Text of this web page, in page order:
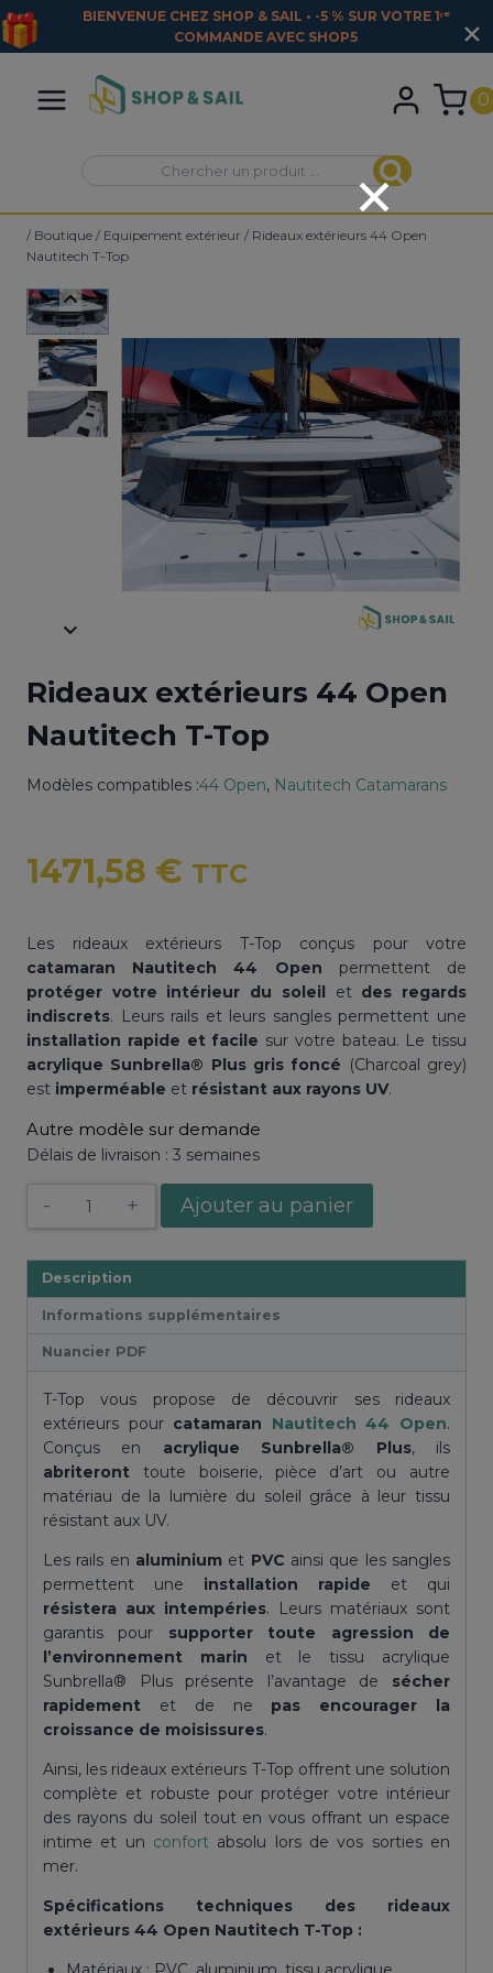
contenu
0
Recherche
pour :
Recherche
/ Boutique / Equipement extérieur / Rideaux extérieurs 44 Open
Nautitech T-Top
Rideaux extérieurs 44 Open
Nautitech T-Top
Modèles compatibles :44 Open, Nautitech Catamarans
1471,58 € TTC
Les rideaux extérieurs T-Top conçus pour votre
catamaran Nautitech 44 Open permettent de
protéger votre intérieur du soleil et des regards
indiscrets. Leurs rails et leurs sangles permettent une
installation rapide et facile sur votre bateau. Le tissu
acrylique Sunbrella® Plus gris foncé (Charcoal grey)
est imperméable et résistant aux rayons UV.
Autre modèle sur demande
Délais de livraison : 3 semaines
quantité
extérieurs
44
Open
Nautitech
Ajouter au panier
Description
Informations supplémentaires
Nuancier PDF
T-Top vous propose de découvrir ses rideaux
extérieurs pour catamaran Nautitech 44 Open.
Conçus en acrylique Sunbrella® Plus, ils
abriteront toute boiserie, pièce d’art ou autre
matériau de la lumière du soleil grâce à leur tissu
résistant aux UV.
Les rails en aluminium et PVC ainsi que les sangles
permettent une installation rapide et qui
résistera aux intempéries. Leurs matériaux sont
garantis pour supporter toute agression de
l’environnement marin et le tissu acrylique
Sunbrella® Plus présente l’avantage de sécher
rapidement et de ne pas encourager la
croissance de moisissures.
Ainsi, les rideaux extérieurs T-Top offrent une solution
complète et robuste pour protéger votre intérieur
des rayons du soleil tout en vous offrant un espace
intime et un confort absolu lors de vos sorties en
mer.
Spécifications techniques des rideaux
extérieurs 44 Open Nautitech T-Top :
BIENVENUE CHEZ SHOP & SAIL • -5 % SUR VOTRE 1ʳᵉ
COMMANDE AVEC SHOP5